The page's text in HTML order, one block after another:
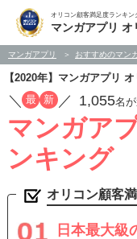
オリコン顧客満足度ランキン
マンガアプリ オ
マンガアプリ おすすめのマン
【2020年】マンガアプリ
／ 最 新 ／ 1,055名
マンガア
ンキング
オリコン顧客
日本最大級